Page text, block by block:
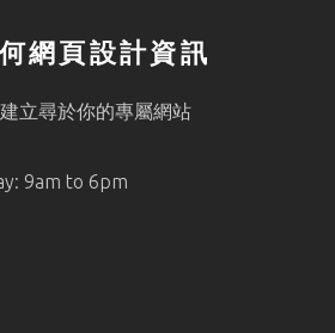
網頁設計資訊
立尋於你的專屬網站
9am to 6pm